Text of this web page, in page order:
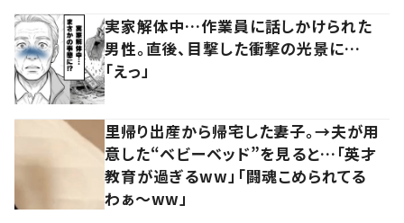
実家解体中…作業員に話しかけられた
男性。直後、目撃した衝撃の光景に…
「えっ」
里帰り出産から帰宅した妻子。→夫が用
意した“ベビーベッド”を見ると…「英才
教育が過ぎるww」「闘魂こめられてる
わぁ～ww」